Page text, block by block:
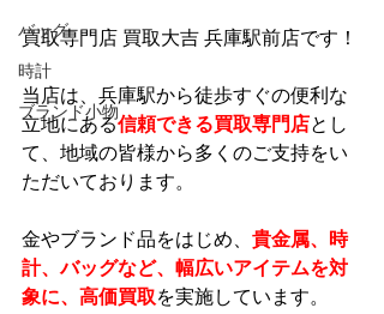
バッグ
時計
ブランド小物
買取専門店 買取大吉 兵庫駅前店です！
当店は、兵庫駅から徒歩すぐの便利な
立地にある信頼できる買取専門店とし
て、地域の皆様から多くのご支持をい
ただいております。
金やブランド品をはじめ、 貴金属、時
計、バッグなど、幅広いアイテムを対
象に、高価買取を実施しています。